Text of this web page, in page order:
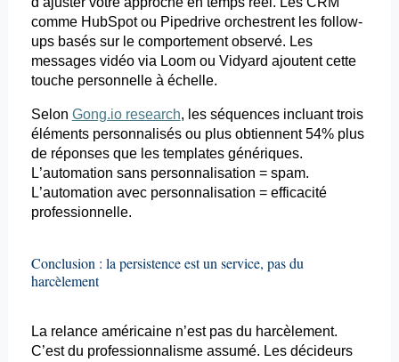
comme HubSpot ou Pipedrive orchestrent les follow-
upsbasés sur le comportement observé. Les
messages vidéo via Loomou Vidyard ajoutent cette
touche personnelle à échelle.
Selon Gong.io research, les séquences incluant trois
éléments personnalisés ou plus obtiennent 54% plus
de réponses que les templatesgénériques.
L’automation sans personnalisation = spam.
L’automation avec personnalisation = efficacité
professionnelle.
Conclusion : lapersistenceest un service, pas du
harcèlement
La relance américaine n’est pas du harcèlement.
C’est du professionnalisme assumé. Les décideurs